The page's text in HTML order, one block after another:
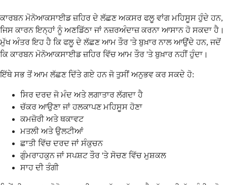
ਕਾਰਬਨ ਮੋਨੋਆਕਸਾਈਡ ਜ਼ਹਿਰ ਦੇ ਲੱਛਣ ਅਕਸਰ ਫਲੂ ਵਾਂਗ ਮਹਿਸੂਸ ਹੁੰਦੇ ਹਨ,
ਜਿਸ ਕਾਰਨ ਇਨ੍ਹਾਂ ਨੂੰ ਅਣਡਿੱਠਾ ਜਾਂ ਨਜ਼ਰਅੰਦਾਜ਼ ਕਰਨਾ ਆਸਾਨ ਹੋ ਸਕਦਾ ਹੈ।
ਮੁੱਖ ਅੰਤਰ ਇਹ ਹੈ ਕਿ ਫਲੂ ਦੇ ਲੱਛਣ ਆਮ ਤੌਰ 'ਤੇ ਬੁਖ਼ਾਰ ਨਾਲ ਆਉਂਦੇ ਹਨ, ਜਦੋਂ
ਕਿ ਕਾਰਬਨ ਮੋਨੋਆਕਸਾਈਡ ਜ਼ਹਿਰ ਵਿੱਚ ਆਮ ਤੌਰ 'ਤੇ ਬੁਖ਼ਾਰ ਨਹੀਂ ਹੁੰਦਾ।
ਇੱਥੇ ਸਭ ਤੋਂ ਆਮ ਲੱਛਣ ਦਿੱਤੇ ਗਏ ਹਨ ਜੋ ਤੁਸੀਂ ਅਨੁਭਵ ਕਰ ਸਕਦੇ ਹੋ:
ਸਿਰ ਦਰਦ ਜੋ ਮੰਦ ਅਤੇ ਲਗਾਤਾਰ ਲੱਗਦਾ ਹੈ
ਚੱਕਰ ਆਉਣਾ ਜਾਂ ਹਲਕਾਪਣ ਮਹਿਸੂਸ ਹੋਣਾ
ਕਮਜ਼ੋਰੀ ਅਤੇ ਥਕਾਵਟ
ਮਤਲੀ ਅਤੇ ਉਲਟੀਆਂ
ਛਾਤੀ ਵਿੱਚ ਦਰਦ ਜਾਂ ਸੰਕੁਚਨ
ਗੁੰਮਰਾਹਕੁਨ ਜਾਂ ਸਪਸ਼ਟ ਤੌਰ 'ਤੇ ਸੋਚਣ ਵਿੱਚ ਮੁਸ਼ਕਲ
ਸਾਹ ਦੀ ਤੰਗੀ